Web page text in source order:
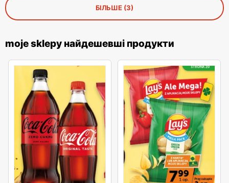
БІЛЬШЕ (3)
moje sklepy найдешевші продукти